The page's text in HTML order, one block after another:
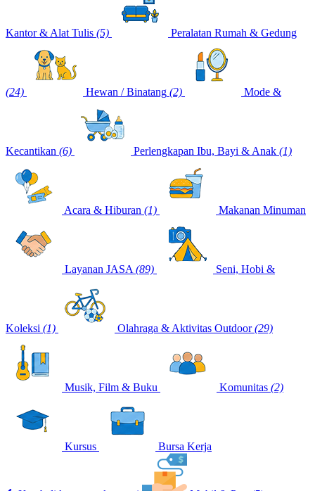
Kantor & Alat Tulis (5) Peralatan Rumah & Gedung
(24) Hewan / Binatang (2) Mode &
Kecantikan (6) Perlengkapan Ibu, Bayi & Anak (1)
Acara & Hiburan (1) Makanan Minuman
Layanan JASA (89) Seni, Hobi &
Koleksi (1) Olahraga & Aktivitas Outdoor (29)
Musik, Film & Buku Komunitas (2)
Kursus Bursa Kerja